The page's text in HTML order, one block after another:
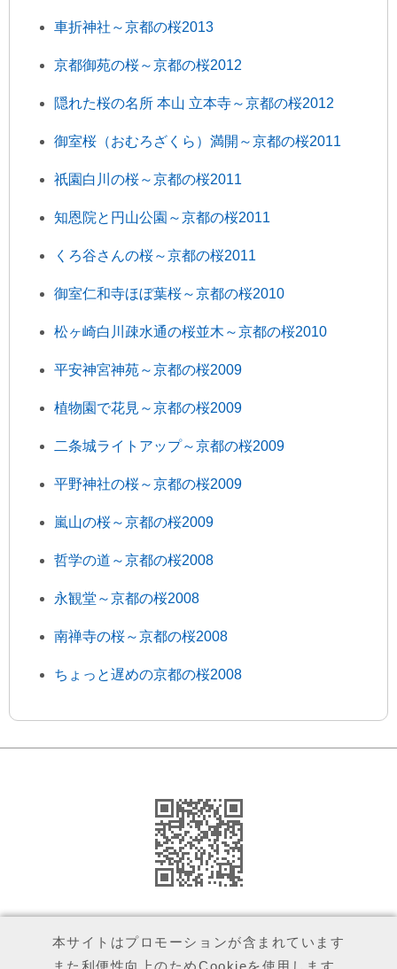
車折神社～京都の桜2013
京都御苑の桜～京都の桜2012
隠れた桜の名所 本山 立本寺～京都の桜2012
御室桜（おむろざくら）満開～京都の桜2011
祇園白川の桜～京都の桜2011
知恩院と円山公園～京都の桜2011
くろ谷さんの桜～京都の桜2011
御室仁和寺ほぼ葉桜～京都の桜2010
松ヶ崎白川疎水通の桜並木～京都の桜2010
平安神宮神苑～京都の桜2009
植物園で花見～京都の桜2009
二条城ライトアップ～京都の桜2009
平野神社の桜～京都の桜2009
嵐山の桜～京都の桜2009
哲学の道～京都の桜2008
永観堂～京都の桜2008
南禅寺の桜～京都の桜2008
ちょっと遅めの京都の桜2008
本サイトはプロモーションが含まれています
また利便性向上のためCookieを使用します